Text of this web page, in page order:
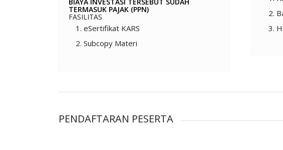
TERMASUK PAJAK (PPN)
FASILITAS
eSertifikat KARS
Subcopy Materi
PENDAFTARAN PESERTA